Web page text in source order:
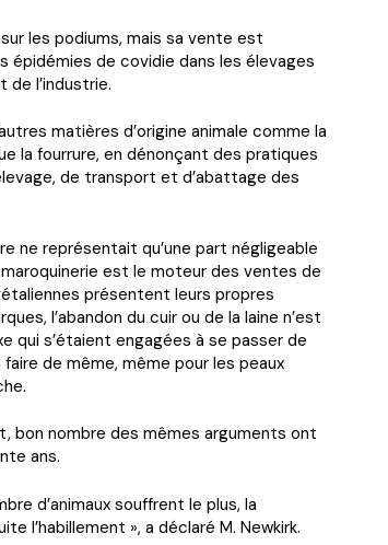
les podiums, mais sa vente est
épidémies de covidie dans les élevages
de l’industrie.
matières d’origine animale comme la
la fourrure, en dénonçant des pratiques
de transport et d’abattage des
ne représentait qu’une part négligeable
est le moteur des ventes de
présentent leurs propres
l’abandon du cuir ou de la laine n’est
qui s’étaient engagées à se passer de
de même, même pour les peaux
bon nombre des mêmes arguments ont
ans.
d’animaux souffrent le plus, la
l’habillement », a déclaré M. Newkirk.